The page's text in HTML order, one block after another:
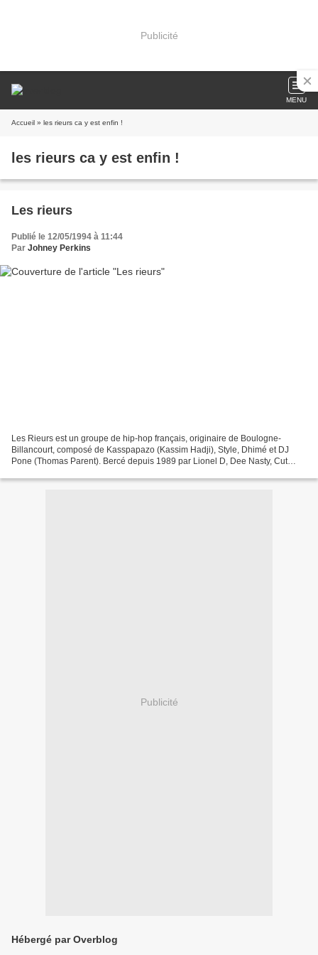
Publicité
MENU
Accueil » les rieurs ca y est enfin !
les rieurs ca y est enfin !
Les rieurs
Publié le 12/05/1994 à 11:44
Par Johney Perkins
Les Rieurs est un groupe de hip-hop français, originaire de Boulogne-
Billancourt, composé de Kasspapazo (Kassim Hadji), Style, Dhimé et DJ
Pone (Thomas Parent). Bercé depuis 1989 par Lionel D, Dee Nasty, Cut
Publicité
Hébergé par Overblog